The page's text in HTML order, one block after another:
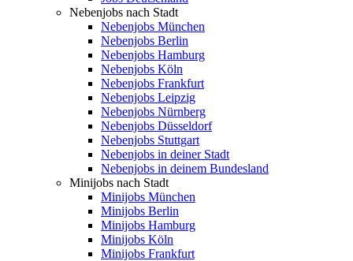
Nebenjobs nach Stadt
Nebenjobs München
Nebenjobs Berlin
Nebenjobs Hamburg
Nebenjobs Köln
Nebenjobs Frankfurt
Nebenjobs Leipzig
Nebenjobs Nürnberg
Nebenjobs Düsseldorf
Nebenjobs Stuttgart
Nebenjobs in deiner Stadt
Nebenjobs in deinem Bundesland
Minijobs nach Stadt
Minijobs München
Minijobs Berlin
Minijobs Hamburg
Minijobs Köln
Minijobs Frankfurt